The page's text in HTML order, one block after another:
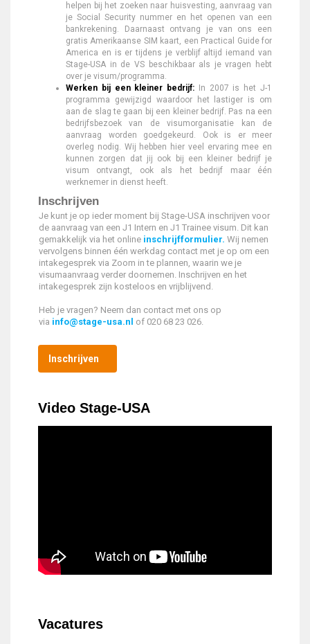
helpen bij het zoeken naar huisvesting, aanvraag van
je Social Security nummer en het openen van een
bankrekening. Daarnaast ontvang je van ons een
gratis Amerikaanse SIM kaart, een Practical Guide for
America en is er tijdens je verblijf altijd iemand van
Stage-USA in de VS beschikbaar als je vragen hebt
over je visum/programma.
Werken bij een kleiner bedrijf:
In 2007 is het J-1
programma gewijzigd waardoor het lastiger is om
aan de slag te gaan bij een kleiner bedrijf. Pas na een
bedrijfsbezoek van de visumorganisatie kan de
aanvraag worden goedgekeurd. Ook is er meer
overleg nodig. Wij hebben hier veel ervaring mee en
kunnen zorgen dat jij ook bij een kleiner bedrijf je
visum ontvangt, ook als het bedrijf maar één
werknemer in dienst heeft.
Inschrijven
Je kunt je op ieder moment bij Stage-USA inschrijven voor
de aanvraag van een J1 Intern en J1 Trainee visum. Dit kan
gemakkelijk via het online inschrijfformulier. Wij nemen
vervolgens binnen één werkdag contact met je op om een
intakegesprek via Zoom in te plannen, waarin we je
visumaanvraag verder doornemen. Inschrijven en het
intakegesprek zijn kosteloos en vrijblijvend.
Heb je vragen? Neem dan contact met ons op
via info@stage-usa.nl of 020 68 23 026.
Inschrijven
Video Stage-USA
Vacatures